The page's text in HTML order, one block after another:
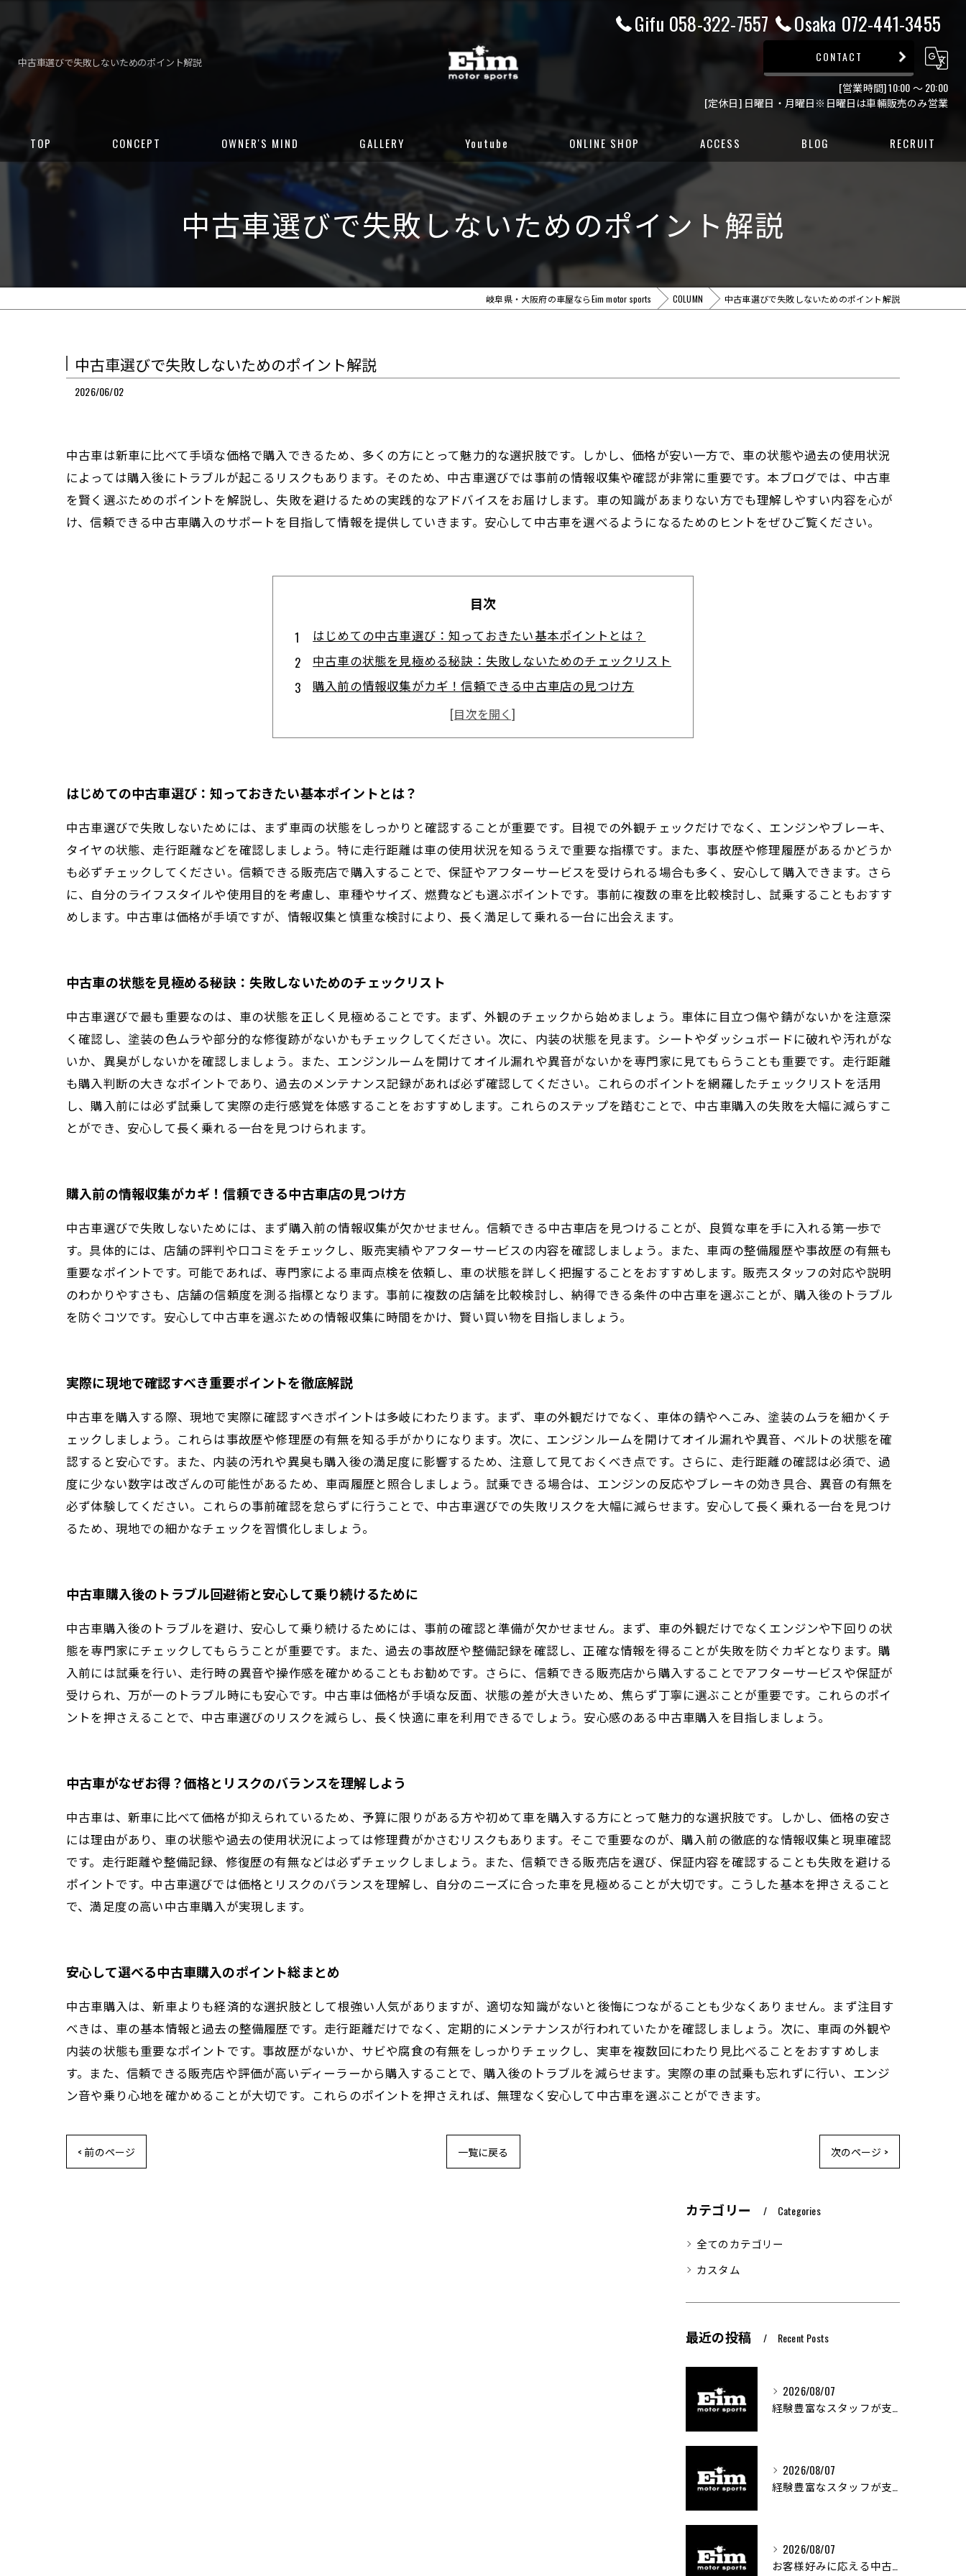
中古車選びで失敗しないためのポイント解説
Gifu 058-322-7557 Osaka 072-441-3455
CONTACT
[営業時間] 10:00 ～ 20:00
[定休日] 日曜日・月曜日※日曜日は車輛販売のみ営業
TOP CONCEPT OWNER'S MIND GALLERY
CUSTOM GALLERY
STOCK CARS
DELIVERED CARS
Youtube ONLINE SHOP
岐阜店グーネット
大阪店カーセンサー
大阪店グーネット
ACCESS BLOG RECRUIT
中古車選びで失敗しないためのポイント解説
岐阜県・大阪府の車屋ならEim motor sports COLUMN 中古車選びで失敗しないためのポイント解説
中古車選びで失敗しないためのポイント解説
2026/06/02
中古車は新車に比べて手頃な価格で購入できるため、多くの方にとって魅力的な選択肢です。しかし、価格が安い一方で、車の状態や過去の使用状況
によっては購入後にトラブルが起こるリスクもあります。そのため、中古車選びでは事前の情報収集や確認が非常に重要です。本ブログでは、中古車
を賢く選ぶためのポイントを解説し、失敗を避けるための実践的なアドバイスをお届けします。車の知識があまりない方でも理解しやすい内容を心が
け、信頼できる中古車購入のサポートを目指して情報を提供していきます。安心して中古車を選べるようになるためのヒントをぜひご覧ください。
目次
はじめての中古車選び：知っておきたい基本ポイントとは？
中古車の状態を見極める秘訣：失敗しないためのチェックリスト
購入前の情報収集がカギ！信頼できる中古車店の見つけ方
実際に現地で確認すべき重要ポイントを徹底解説
中古車購入後のトラブル回避術と安心して乗り続けるために
安心して選べる中古車購入のポイント総まとめ
はじめての中古車選び：知っておきたい基本ポイントとは？
中古車選びで失敗しないためには、まず車両の状態をしっかりと確認することが重要です。目視での外観チェックだけでなく、エンジンやブレーキ、
タイヤの状態、走行距離などを確認しましょう。特に走行距離は車の使用状況を知るうえで重要な指標です。また、事故歴や修理履歴があるかどうか
も必ずチェックしてください。信頼できる販売店で購入することで、保証やアフターサービスを受けられる場合も多く、安心して購入できます。さら
に、自分のライフスタイルや使用目的を考慮し、車種やサイズ、燃費なども選ぶポイントです。事前に複数の車を比較検討し、試乗することもおすす
めします。中古車は価格が手頃ですが、情報収集と慎重な検討により、長く満足して乗れる一台に出会えます。
中古車の状態を見極める秘訣：失敗しないためのチェックリスト
中古車選びで最も重要なのは、車の状態を正しく見極めることです。まず、外観のチェックから始めましょう。車体に目立つ傷や錆がないかを注意深
く確認し、塗装の色ムラや部分的な修復跡がないかもチェックしてください。次に、内装の状態を見ます。シートやダッシュボードに破れや汚れがな
いか、異臭がしないかを確認しましょう。また、エンジンルームを開けてオイル漏れや異音がないかを専門家に見てもらうことも重要です。走行距離
も購入判断の大きなポイントであり、過去のメンテナンス記録があれば必ず確認してください。これらのポイントを網羅したチェックリストを活用
し、購入前には必ず試乗して実際の走行感覚を体感することをおすすめします。これらのステップを踏むことで、中古車購入の失敗を大幅に減らすこ
とができ、安心して長く乗れる一台を見つけられます。
購入前の情報収集がカギ！信頼できる中古車店の見つけ方
中古車選びで失敗しないためには、まず購入前の情報収集が欠かせません。信頼できる中古車店を見つけることが、良質な車を手に入れる第一歩で
す。具体的には、店舗の評判や口コミをチェックし、販売実績やアフターサービスの内容を確認しましょう。また、車両の整備履歴や事故歴の有無も
重要なポイントです。可能であれば、専門家による車両点検を依頼し、車の状態を詳しく把握することをおすすめします。販売スタッフの対応や説明
のわかりやすさも、店舗の信頼度を測る指標となります。事前に複数の店舗を比較検討し、納得できる条件の中古車を選ぶことが、購入後のトラブル
を防ぐコツです。安心して中古車を選ぶための情報収集に時間をかけ、賢い買い物を目指しましょう。
実際に現地で確認すべき重要ポイントを徹底解説
中古車を購入する際、現地で実際に確認すべきポイントは多岐にわたります。まず、車の外観だけでなく、車体の錆やへこみ、塗装のムラを細かくチ
ェックしましょう。これらは事故歴や修理歴の有無を知る手がかりになります。次に、エンジンルームを開けてオイル漏れや異音、ベルトの状態を確
認すると安心です。また、内装の汚れや異臭も購入後の満足度に影響するため、注意して見ておくべき点です。さらに、走行距離の確認は必須で、過
度に少ない数字は改ざんの可能性があるため、車両履歴と照合しましょう。試乗できる場合は、エンジンの反応やブレーキの効き具合、異音の有無を
必ず体験してください。これらの事前確認を怠らずに行うことで、中古車選びでの失敗リスクを大幅に減らせます。安心して長く乗れる一台を見つけ
るため、現地での細かなチェックを習慣化しましょう。
中古車購入後のトラブル回避術と安心して乗り続けるために
中古車購入後のトラブルを避け、安心して乗り続けるためには、事前の確認と準備が欠かせません。まず、車の外観だけでなくエンジンや下回りの状
態を専門家にチェックしてもらうことが重要です。また、過去の事故歴や整備記録を確認し、正確な情報を得ることが失敗を防ぐカギとなります。購
入前には試乗を行い、走行時の異音や操作感を確かめることもお勧めです。さらに、信頼できる販売店から購入することでアフターサービスや保証が
受けられ、万が一のトラブル時にも安心です。中古車は価格が手頃な反面、状態の差が大きいため、焦らず丁寧に選ぶことが重要です。これらのポイ
ントを押さえることで、中古車選びのリスクを減らし、長く快適に車を利用できるでしょう。安心感のある中古車購入を目指しましょう。
中古車がなぜお得？価格とリスクのバランスを理解しよう
中古車は、新車に比べて価格が抑えられているため、予算に限りがある方や初めて車を購入する方にとって魅力的な選択肢です。しかし、価格の安さ
には理由があり、車の状態や過去の使用状況によっては修理費がかさむリスクもあります。そこで重要なのが、購入前の徹底的な情報収集と現車確認
です。走行距離や整備記録、修復歴の有無などは必ずチェックしましょう。また、信頼できる販売店を選び、保証内容を確認することも失敗を避ける
ポイントです。中古車選びでは価格とリスクのバランスを理解し、自分のニーズに合った車を見極めることが大切です。こうした基本を押さえること
で、満足度の高い中古車購入が実現します。
安心して選べる中古車購入のポイント総まとめ
中古車購入は、新車よりも経済的な選択肢として根強い人気がありますが、適切な知識がないと後悔につながることも少なくありません。まず注目す
べきは、車の基本情報と過去の整備履歴です。走行距離だけでなく、定期的にメンテナンスが行われていたかを確認しましょう。次に、車両の外観や
内装の状態も重要なポイントです。事故歴がないか、サビや腐食の有無をしっかりチェックし、実車を複数回にわたり見比べることをおすすめしま
す。また、信頼できる販売店や評価が高いディーラーから購入することで、購入後のトラブルを減らせます。実際の車の試乗も忘れずに行い、エンジ
ン音や乗り心地を確かめることが大切です。これらのポイントを押さえれば、無理なく安心して中古車を選ぶことができます。
< 前のページ 一覧に戻る 次のページ >
カテゴリー Categories
全てのカテゴリー
カスタム
最近の投稿 Recent Posts
2026/08/07
経験豊富なスタッフが支える車両カスタムの魅力
2026/08/07
経験豊富なスタッフが支える車のカスタム技術とは
2026/08/07
お客様好みに応える中古車探しの秘訣